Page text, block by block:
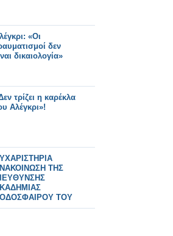
«Οι
δεν
δικαιολογία»
τρίζει η καρέκλα
Αλέγκρι»!
ΤΗΣ
ΤΟΥ
ΣΤΗΝ